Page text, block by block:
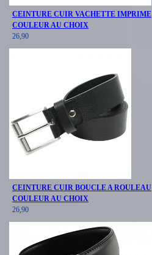
CEINTURE CUIR VACHETTE IMPRIME
COULEUR AU CHOIX
26,90
CEINTURE CUIR BOUCLE A ROULEAU
COULEUR AU CHOIX
26,90